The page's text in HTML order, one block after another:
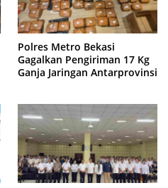
Polres Metro Bekasi
Gagalkan Pengiriman 17 Kg
Ganja Jaringan Antarprovinsi